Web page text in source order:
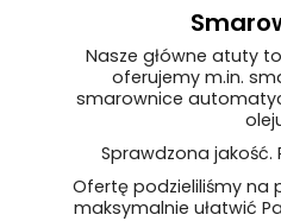
Nasze główne atuty
oferujemy m.in.
smarownice
Sprawdzona jakość.
Ofertę podzieliliśmy na
maksymalnie ułatwić